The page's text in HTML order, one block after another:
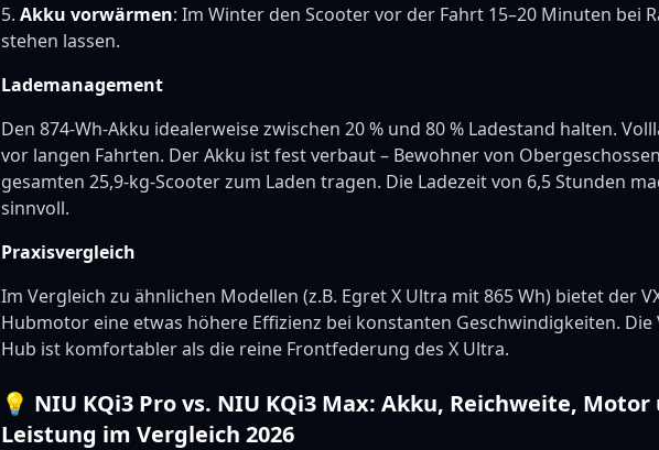
5. Akku vorwärmen: Im Winter den Scooter vor der Fahrt 15–20 Minuten bei
stehen lassen.
Lademanagement
Den 874-Wh-Akku idealerweise zwischen 20 % und 80 % Ladestand halten.
vor langen Fahrten. Der Akku ist fest verbaut – Bewohner von
gesamten 25,9-kg-Scooter zum Laden tragen. Die Ladezeit von 6,5 Stunden
sinnvoll.
Praxisvergleich
Im Vergleich zu ähnlichen Modellen (z.B. Egret X Ultra mit 865 Wh) bietet der
Hubmotor eine etwas höhere Effizienz bei konstanten Geschwindigkeiten. Die
Hub ist komfortabler als die reine Frontfederung des X Ultra.
💡 NIU KQi3 Pro vs. NIU KQi3 Max: Akku, Reichweite, Motor
Leistung im Vergleich 2026